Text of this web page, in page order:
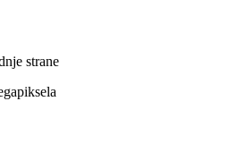
strane